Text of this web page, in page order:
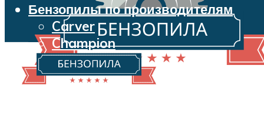
Бензопилы по производителям
Carver
Champion
Echo
Husqvarna